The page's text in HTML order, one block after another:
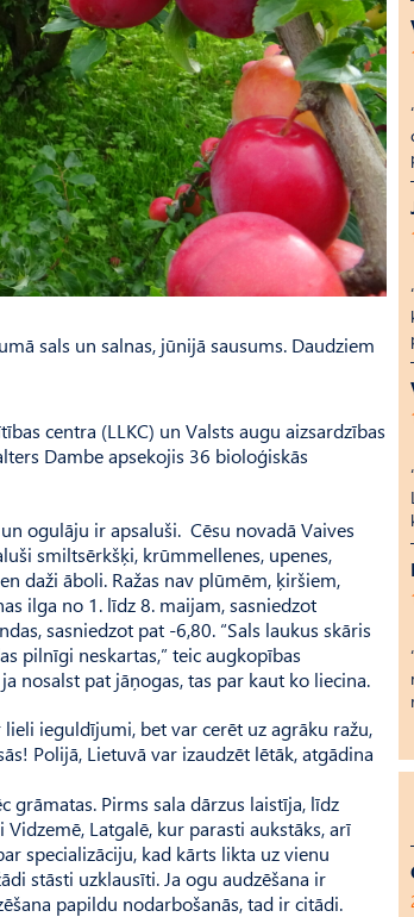
sals un salnas, jūnijā sausums. Daudziem
centra (LLKC) un Valsts augu aizsardzības
Dambe apsekojis 36 bioloģiskās
ogulāju ir apsaluši. Cēsu novadā Vaives
smiltsērkšķi, krūmmellenes, upenes,
daži āboli. Ražas nav plūmēm, ķiršiem,
ilga no 1. līdz 8. maijam, sasniedzot
sasniedzot pat -6,80. “Sals laukus skāris
pilnīgi neskartas,” teic augkopības
nosalst pat jāņogas, tas par kaut ko liecina.
ieguldījumi, bet var cerēt uz agrāku ražu,
Polijā, Lietuvā var izaudzēt lētāk, atgādina
grāmatas. Pirms sala dārzus laistīja, līdz
Latgalē, kur parasti aukstāks, arī
specializāciju, kad kārts likta uz vienu
stāsti uzklausīti. Ja ogu audzēšana ir
papildu nodarbošanās, tad ir citādi.